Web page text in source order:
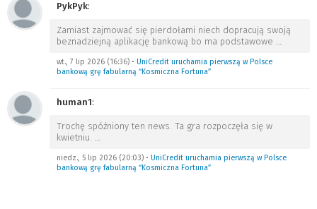
PykPyk:
Zamiast zajmować się pierdołami niech dopracują swoją
beznadziejną aplikację bankową bo ma podstawowe …
wt., 7 lip 2026 (16:36) • UniCredit uruchamia pierwszą w Polsce
bankową grę fabularną “Kosmiczna Fortuna”
human1:
Trochę spóźniony ten news. Ta gra rozpoczęła się w
kwietniu. …
niedz., 5 lip 2026 (20:03) • UniCredit uruchamia pierwszą w Polsce
bankową grę fabularną “Kosmiczna Fortuna”